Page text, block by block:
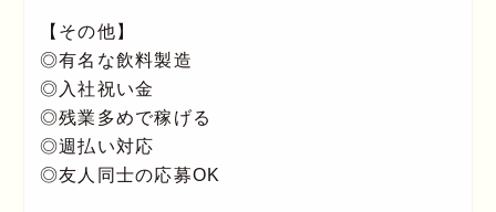
【その他】
◎有名な飲料製造
◎入社祝い金
◎残業多めで稼げる
◎週払い対応
◎友人同士の応募OK